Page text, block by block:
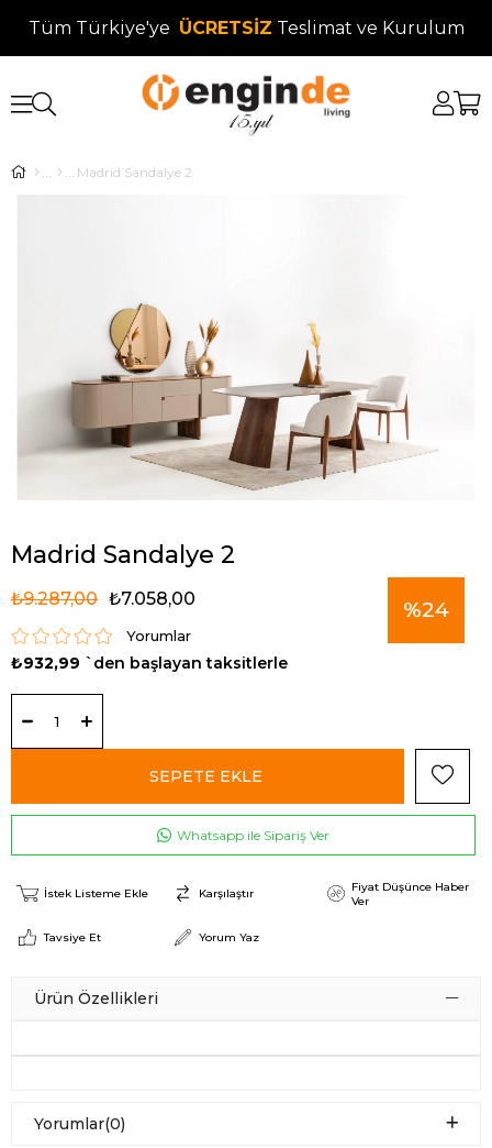
Tüm Türkiye'ye ÜCRETSİZ Teslimat ve Kurulum
Madrid Sandalye 2
Madrid Sandalye 2
%24
₺9.287,00 ₺7.058,00
Yorumlar
₺932,99 `den başlayan taksitlerle
Whatsapp ile Sipariş Ver
İstek Listeme Ekle Karşılaştır
Fiyat Düşünce Haber
Ver
Tavsiye Et Yorum Yaz
Ürün Özellikleri
Yorumlar(0)